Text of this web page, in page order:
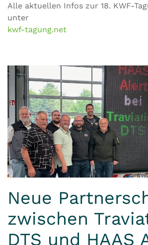
Alle aktuellen Infos zur 18. KWF-
unter
kwf-tagung.net
Neue
zwischen
DTS und HAAS